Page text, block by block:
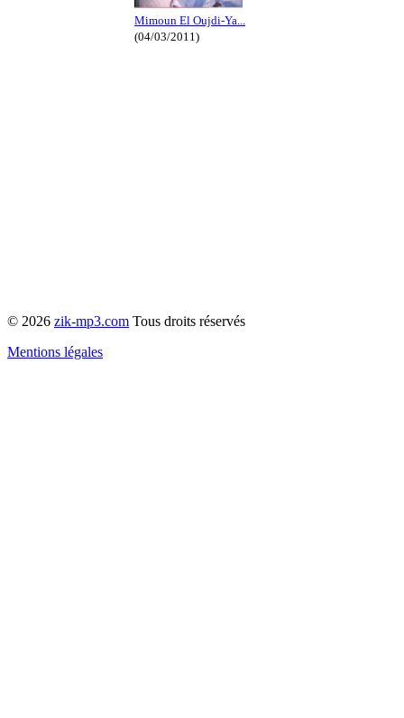
Mimoun El Oujdi-Ya...
(04/03/2011)
© 2026 zik-mp3.com Tous droits réservés
Mentions légales